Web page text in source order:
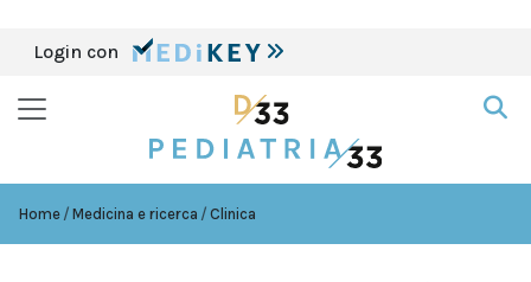
Login con
Home Medicina e ricerca Clinica